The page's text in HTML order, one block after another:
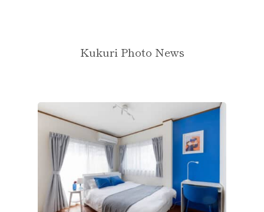
Kukuri Photo News